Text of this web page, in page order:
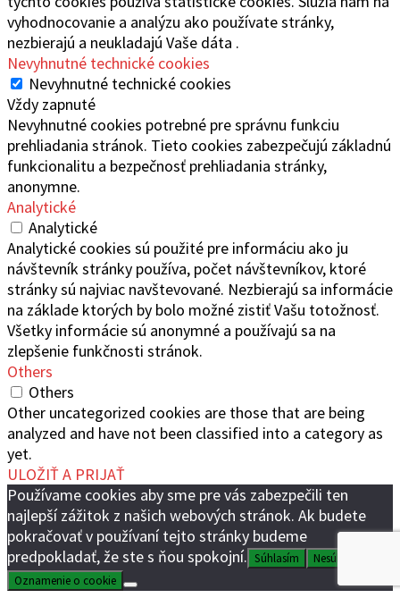
vyhodnocovanie a analýzu ako používate stránky,
nezbierajú a neukladajú Vaše dáta .
Nevyhnutné technické cookies
Nevyhnutné technické cookies
Vždy zapnuté
Nevyhnutné cookies potrebné pre správnu funkciu
prehliadania stránok. Tieto cookies zabezpečujú základnú
funkcionalitu a bezpečnosť prehliadania stránky,
anonymne.
Analytické
Analytické
Analytické cookies sú použité pre informáciu ako ju
návštevník stránky používa, počet návštevníkov, ktoré
stránky sú najviac navštevované. Nezbierajú sa informácie
na základe ktorých by bolo možné zistiť Vašu totožnosť.
Všetky informácie sú anonymné a používajú sa na
zlepšenie funkčnosti stránok.
Others
Others
Other uncategorized cookies are those that are being
analyzed and have not been classified into a category as
yet.
ULOŽIŤ A PRIJAŤ
Používame cookies aby sme pre vás zabezpečili ten
najlepší zážitok z našich webových stránok. Ak budete
pokračovať v používaní tejto stránky budeme
predpokladať, že ste s ňou spokojní. Súhlasím
Nesúhlasím
Oznamenie o cookie